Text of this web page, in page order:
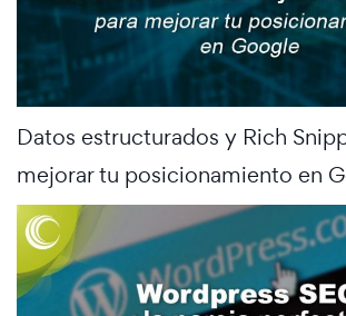
Datos estructurados y Rich
mejorar tu posicionamiento en